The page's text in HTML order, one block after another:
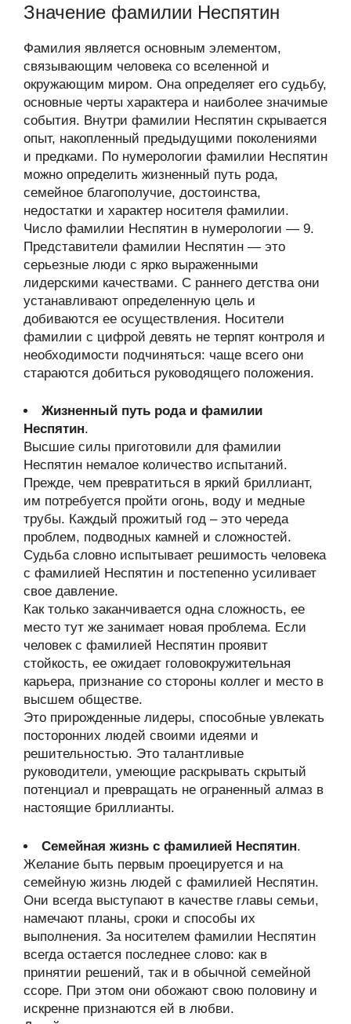
Значение фамилии Неспятин
Фамилия является основным элементом,
связывающим человека со вселенной и
окружающим миром. Она определяет его судьбу,
основные черты характера и наиболее значимые
события. Внутри фамилии Неспятин скрывается
опыт, накопленный предыдущими поколениями
и предками. По нумерологии фамилии Неспятин
можно определить жизненный путь рода,
семейное благополучие, достоинства,
недостатки и характер носителя фамилии.
Число фамилии Неспятин в нумерологии — 9.
Представители фамилии Неспятин — это
серьезные люди с ярко выраженными
лидерскими качествами. С раннего детства они
устанавливают определенную цель и
добиваются ее осуществления. Носители
фамилии с цифрой девять не терпят контроля и
необходимости подчиняться: чаще всего они
стараются добиться руководящего положения.
Жизненный путь рода и фамилии
Неспятин.
Высшие силы приготовили для фамилии
Неспятин немалое количество испытаний.
Прежде, чем превратиться в яркий бриллиант,
им потребуется пройти огонь, воду и медные
трубы. Каждый прожитый год – это череда
проблем, подводных камней и сложностей.
Судьба словно испытывает решимость человека
с фамилией Неспятин и постепенно усиливает
свое давление.
Как только заканчивается одна сложность, ее
место тут же занимает новая проблема. Если
человек с фамилией Неспятин проявит
стойкость, ее ожидает головокружительная
карьера, признание со стороны коллег и место в
высшем обществе.
Это прирожденные лидеры, способные увлекать
посторонних людей своими идеями и
решительностью. Это талантливые
руководители, умеющие раскрывать скрытый
потенциал и превращать не ограненный алмаз в
настоящие бриллианты.
Семейная жизнь с фамилией Неспятин.
Желание быть первым проецируется и на
семейную жизнь людей с фамилией Неспятин.
Они всегда выступают в качестве главы семьи,
намечают планы, сроки и способы их
выполнения. За носителем фамилии Неспятин
всегда остается последнее слово: как в
принятии решений, так и в обычной семейной
ссоре. При этом они обожают свою половину и
искренне признаются ей в любви.